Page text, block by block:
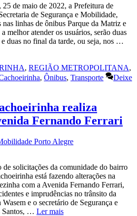
de maio de 2022, a Prefeitura de
de Segurança e Mobilidade,
nas linhas de ônibus Parque da Matriz e
melhor atender os usuários, serão duas
duas no final da tarde, ou seja, nos …
, REGIÃO METROPOLITANA,
, Ônibus, Transporte
Deixe
realiza
Fernando Ferrari
Porto Alegre
solicitações da comunidade do bairro
está fazendo alterações na
com a Avenida Fernando Ferrari,
e imprudências no trânsito da
e o secretário de Segurança e
Santos, … Ler mais